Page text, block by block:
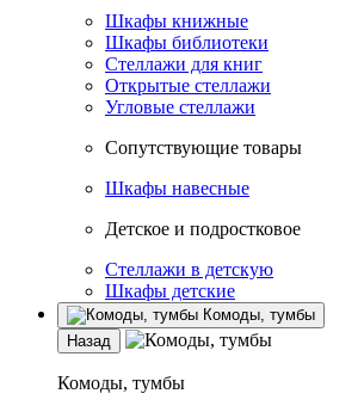
Шкафы книжные
Шкафы библиотеки
Стеллажи для книг
Открытые стеллажи
Угловые стеллажи
Сопутствующие товары
Шкафы навесные
Детское и подростковое
Стеллажи в детскую
Шкафы детские
Комоды, тумбы
Назад
Комоды, тумбы